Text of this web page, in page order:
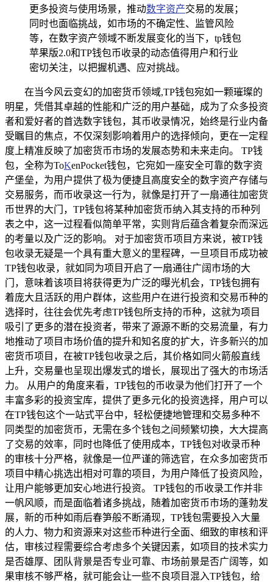
更多投资与使用场景，推动数字资产交易的发展；
同时也面临挑战，如市场的不确定性、监管风险
等，在数字资产领域不断发展变化的当下，tp钱包
苹果版2.0和TP钱包币收录的动态值得用户和行业
密切关注，以把握机遇、应对挑战。
在当今风云变幻的加密货币领域,TP钱包宛如一颗璀璨的
明星，凭借其卓越的性能和广泛的用户基础，成为了众多投资
者和爱好者的首选数字钱包，其币收录情况，始终是行业内备
受瞩目的焦点，不仅深刻影响着用户的选择倾向，更在一定程
度上精准反映了加密货币市场的发展态势和未来走向。 TP钱
包，全称为ToKenPocket钱包，它宛如一座安全可靠的数字资
产堡垒，为用户提供了极为便捷且高度安全的数字资产存储与
交易服务，而币收录这一行为，就像是打开了一扇通往加密货
币世界的大门，TP钱包将某种加密货币纳入其支持的币种列
表之中，这一过程看似简单平常，实则背后蕴含着复杂而深远
的考量以及广泛的影响。 对于加密货币项目方来说，被TP钱
包收录无疑是一个具有重大意义的里程碑，一旦项目币成功被
TP钱包收录，就如同为项目开启了一扇通往广阔市场的大
门，意味着该项目将获得更为广泛的曝光机会，TP钱包拥有
着庞大且活跃的用户群体，这些用户在进行投资和交易币种的
选择时，往往会优先考虑TP钱包所支持的币种，这就为项目
吸引了更多的潜在投资者，带来了源源不断的交易流量，有力
地推动了项目市场价值的提升和知名度的扩大，许多新兴的加
密货币项目，在被TP钱包收录之后，其价格如同火箭般直线
上升，交易量也呈现出爆发式的增长，展现出了强大的市场活
力。 从用户的角度来看，TP钱包的币收录为他们打开了一个
丰富多彩的投资宝库，提供了更多元化的投资选择，用户可以
在TP钱包这个一站式平台中，轻松便捷地管理和交易多种不
同类型的加密货币，无需在多个钱包之间频繁切换，大大提高
了交易的效率，同时也降低了使用成本，TP钱包对收录币种
的审核十分严格，就像是一位严谨的筛选官，在众多加密货币
项目中精心挑选出相对可靠的项目，为用户降低了投资风险，
让用户能够更加安心地进行投资。 TP钱包的币收录工作并非
一帆风顺，而是面临着诸多挑战，随着加密货币市场的蓬勃发
展，新的币种如雨后春笋般不断涌现，TP钱包需要投入大量
的人力、物力和资源来对这些币种进行全面、细致的审核和评
估，审核过程需要综合考虑多个关键因素，如项目的技术实力
是否雄厚、团队背景是否专业可靠、市场前景是否广阔等，如
果审核不够严格，就可能会让一些不良项目混入TP钱包，给